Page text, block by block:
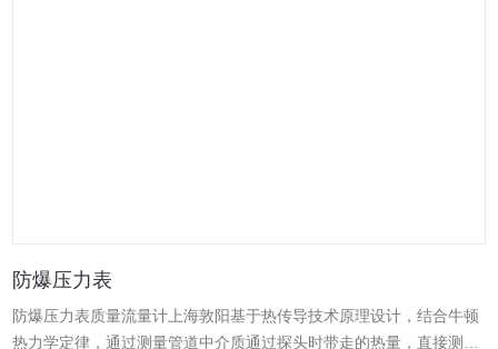
防爆压力表
防爆压力表质量流量计上海敦阳基于热传导技术原理设计，结合牛顿
热力学定律，通过测量管道中介质通过探头时带走的热量，直接测量